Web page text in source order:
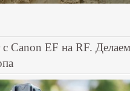
Canon EF на RF.